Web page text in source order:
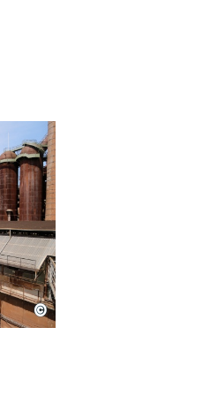
Hütte mit dem
Hütte | Karl
©